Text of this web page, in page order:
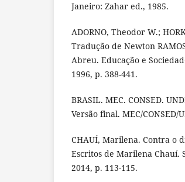
Janeiro: Zahar ed., 1985.
ADORNO, Theodor W.;
Tradução de Newton
Abreu. Educação e
1996, p. 388-441.
BRASIL. MEC. CONSED.
Versão final. MEC/CONSED/
CHAUÍ, Marilena. Contra o
Escritos de Marilena Chauí.
2014, p. 113-115.